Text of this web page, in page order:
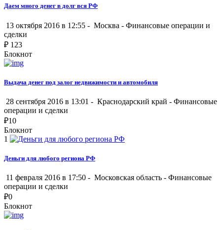
Даем много денег в долг вся РФ
13 октября 2016 в 12:55 - Москва - Финансовые операции и
сделки
₽ 123
Блокнот
Выдача денег под залог недвижимости и автомобиля
28 сентября 2016 в 13:01 - Краснодарский край - Финансовые
операции и сделки
₽10
Блокнот
1
Деньги для любого региона РФ
11 февраля 2016 в 17:50 - Московская область - Финансовые
операции и сделки
₽0
Блокнот